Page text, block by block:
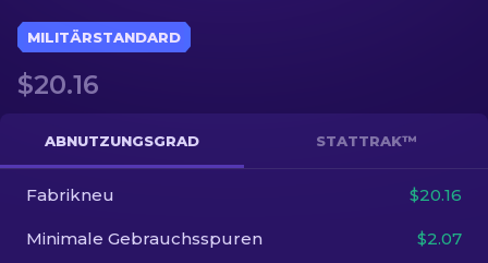
Messer
Handschuh
Kisten
Andere
MILITÄRSTANDARD
$20.16
ABNUTZUNGSGRAD STATTRAK™
Fabrikneu $20.16
Minimale Gebrauchsspuren $2.07